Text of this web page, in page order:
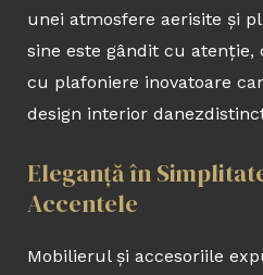
unei atmosfere aerisite și
sine este gândit cu
cu plafoniere inovatoare
design interior
Eleganță în
Accentele
Mobilierul și accesoriile